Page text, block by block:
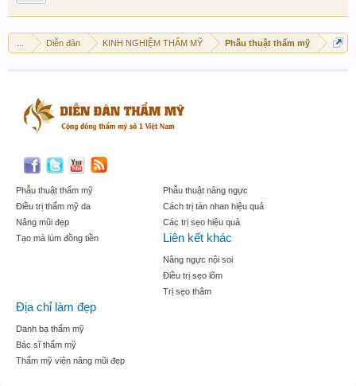
... Diễn đàn KINH NGHIỆM THẨM MỸ Phẫu thuật thẩm mỹ
Phẫu thuật thẩm mỹ
Điều trị thẩm mỹ da
Nâng mũi đẹp
Tạo mà lúm đồng tiền
Phẫu thuật nâng ngực
Cách trị tàn nhan hiệu quả
Các trị sẹo hiệu quả
Liên kết khác
Nâng ngực nội soi
Điều trị sẹo lõm
Trị sẹo thâm
Địa chỉ làm đẹp
Danh bạ thẩm mỹ
Bác sĩ thẩm mỹ
Thẩm mỹ viện nâng mũi đẹp